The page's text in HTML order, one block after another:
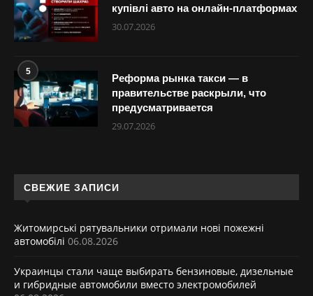
купівлі авто на онлайн-платформах
30.07.2026
5
Реформа рынка такси — в
правительстве раскрыли, что
предусматривается
29.07.2026
СВЕЖИЕ ЗАПИСИ
Житомирські рятувальники отримали нові пожежні
автомобілі 06.08.2026
Украинцы стали чаще выбирать бензиновые, дизельные
и гибридные автомобили вместо электромобилей